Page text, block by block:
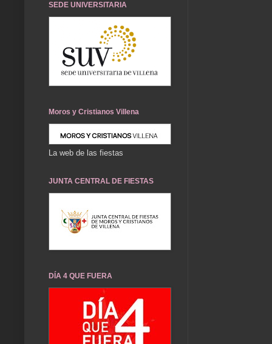
SEDE UNIVERSITARIA
Moros y Cristianos Villena
La web de las fiestas
JUNTA CENTRAL DE FIESTAS
DÍA 4 QUE FUERA